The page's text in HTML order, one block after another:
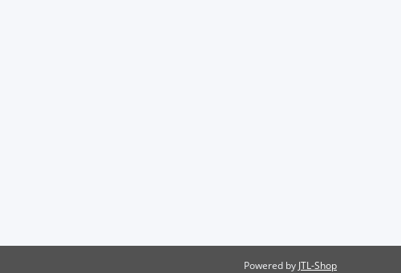
Powered by JTL-Shop